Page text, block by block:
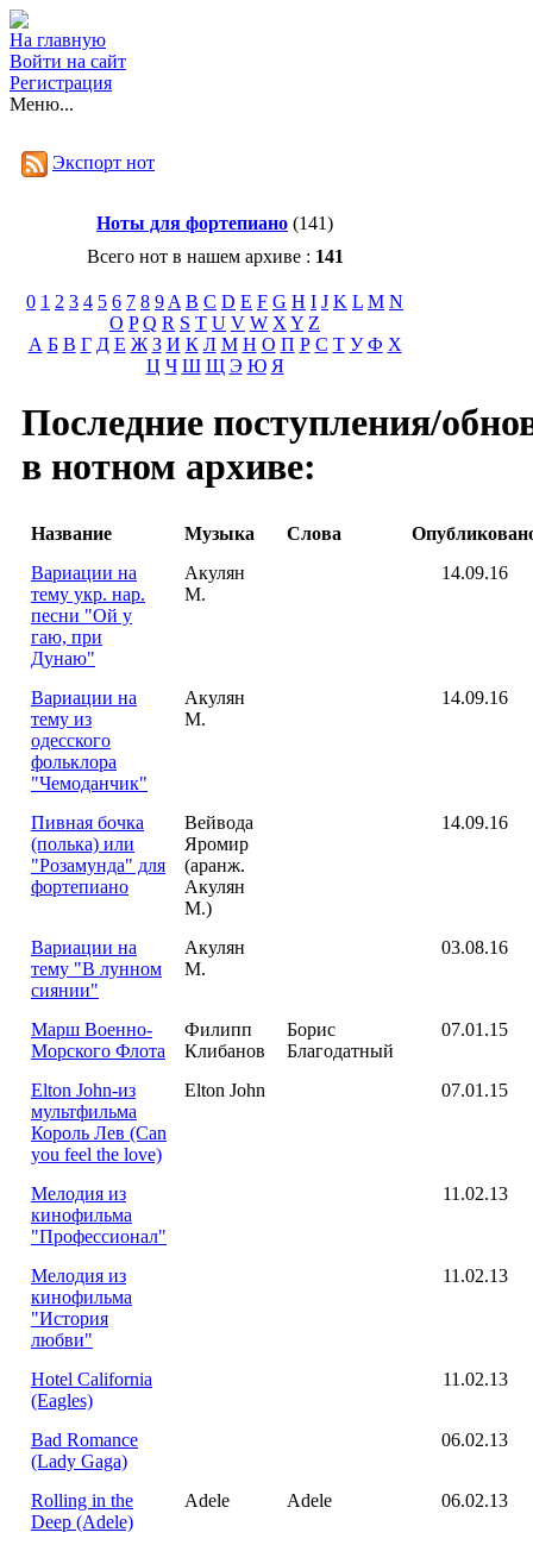
На главную
Войти на сайт
Регистрация
Меню...
Экспорт нот
Ноты для фортепиано (141)
Всего нот в нашем архиве : 141
0 1 2 3 4 5 6 7 8 9 A B C D E F G H I J K L M N
O P Q R S T U V W X Y Z
А Б В Г Д Е Ж З И К Л М Н О П Р С Т У Ф Х
Ц Ч Ш Щ Э Ю Я
Последние поступления/
в нотном архиве:
Название Музыка Слова
Вариации на
тему укр. нар.
песни "Ой у
гаю, при
Дунаю"
Акулян
М.
14.09.16
Вариации на
тему из
одесского
фольклора
"Чемоданчик"
Акулян
М.
14.09.16
Пивная бочка
(полька) или
"Розамунда" для
фортепиано
Вейвода
Яромир
(аранж.
Акулян
М.)
14.09.16
Вариации на
тему "В лунном
сиянии"
Акулян
М.
03.08.16
Марш Военно-
Морского Флота
Филипп
Клибанов
Борис
Благодатный
07.01.15
Elton John-из
мультфильма
Король Лев (Can
you feel the love)
Elton John 07.01.15
Мелодия из
кинофильма
"Профессионал"
11.02.13
Мелодия из
кинофильма
"История
любви"
11.02.13
Hotel California
(Eagles)
11.02.13
Bad Romance
(Lady Gaga)
06.02.13
Rolling in the
Deep (Adele)
Adele Adele 06.02.13